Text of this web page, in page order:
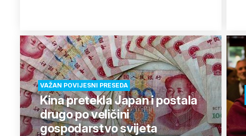
VAŽAN POVIJESNI PRESEDA
Kina pretekla Japan i postala
drugo po veličini
gospodarstvo svijeta